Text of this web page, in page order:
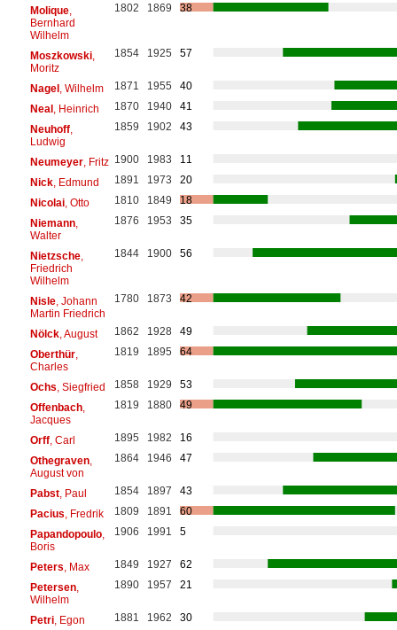
Molique,
Bernhard
Wilhelm
1802 1869 38
Moszkowski,
Moritz
1854 1925 57
Nagel, Wilhelm 1871 1955
40
Neal, Heinrich 1870 1940
41
Neuhoff,
Ludwig
1859 1902 43
Neumeyer, Fritz 1900 1983
11
Nick, Edmund 1891 1973
20
Nicolai, Otto 1810 1849
18
Niemann,
Walter
1876 1953 35
Nietzsche,
Friedrich
Wilhelm
1844 1900 56
Nisle, Johann
Martin Friedrich
1780 1873 42
Nölck, August 1862 1928
49
Oberthür,
Charles
1819 1895 64
Ochs , Siegfried 1858 1929
53
Offenbach,
Jacques
1819 1880 49
Orff, Carl 1895 1982
16
Othegraven,
August von
1864 1946 47
Pabst, Paul 1854 1897
43
Pacius , Fredrik 1809 1891
60
Papandopoulo,
Boris
1906 1991 5
Peters , Max 1849 1927
62
Petersen,
Wilhelm
1890 1957 21
Petri, Egon 1881 1962
30